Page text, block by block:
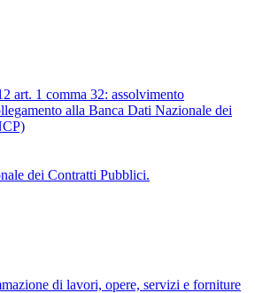
art. 1 comma 32: assolvimento
alla Banca Dati Nazionale dei
dei Contratti Pubblici.
di lavori, opere, servizi e forniture